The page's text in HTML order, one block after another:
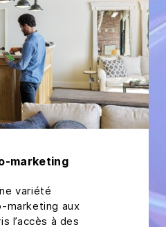
marketing
variété
marketing aux
l’accès à des